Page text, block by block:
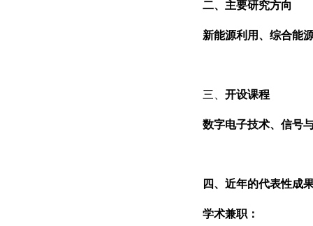
二、主要研究方向
新能源利用、综合能
三、 开设课程
数字电子技术、信号
四、近年的代表性成
学术兼职：